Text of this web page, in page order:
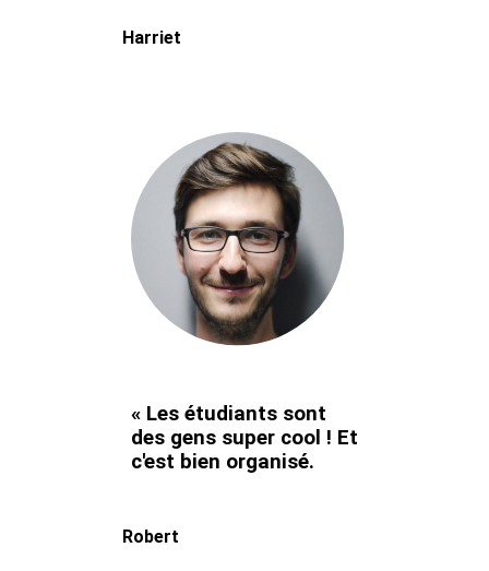
Harriet
« Les étudiants sont
des gens super cool ! Et
c'est bien organisé.
Robert